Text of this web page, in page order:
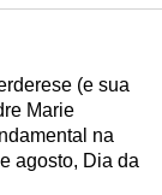
(e sua
Marie
na
agosto, Dia da